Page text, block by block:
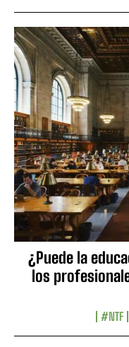
¿Puede la
los
#NTF